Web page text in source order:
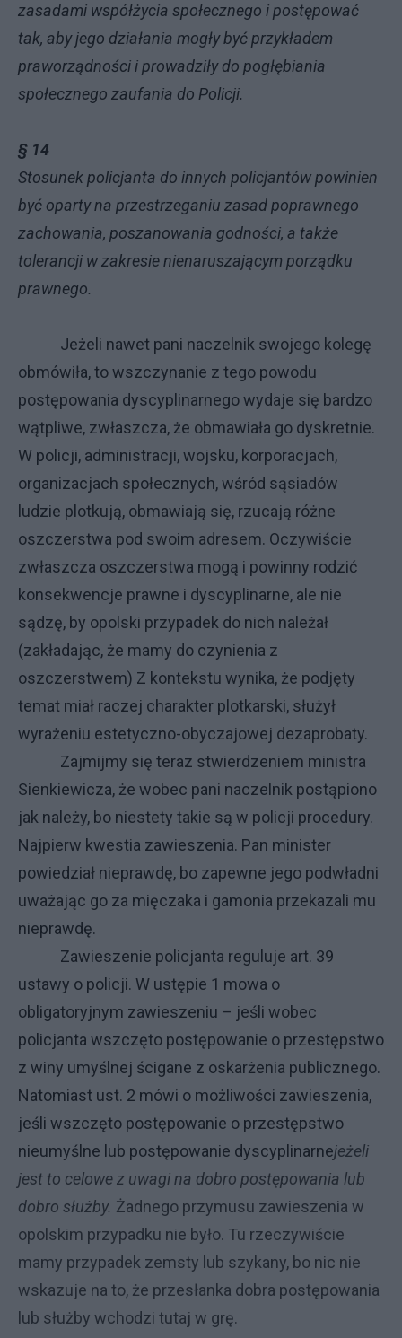
zasadami współżycia społecznego i postępować
tak, aby jego działania mogły być przykładem
praworządności i prowadziły do pogłębiania
społecznego zaufania do Policji.
§ 14
Stosunek policjanta do innych policjantów powinien
być oparty na przestrzeganiu zasad poprawnego
zachowania, poszanowania godności, a także
tolerancji w zakresie nienaruszającym porządku
prawnego.
Jeżeli nawet pani naczelnik swojego kolegę
obmówiła, to wszczynanie z tego powodu
postępowania dyscyplinarnego wydaje się bardzo
wątpliwe, zwłaszcza, że obmawiała go dyskretnie.
W policji, administracji, wojsku, korporacjach,
organizacjach społecznych, wśród sąsiadów
ludzie plotkują, obmawiają się, rzucają różne
oszczerstwa pod swoim adresem. Oczywiście
zwłaszcza oszczerstwa mogą i powinny rodzić
konsekwencje prawne i dyscyplinarne, ale nie
sądzę, by opolski przypadek do nich należał
(zakładając, że mamy do czynienia z
oszczerstwem) Z kontekstu wynika, że podjęty
temat miał raczej charakter plotkarski, służył
wyrażeniu estetyczno-obyczajowej dezaprobaty.
Zajmijmy się teraz stwierdzeniem ministra
Sienkiewicza, że wobec pani naczelnik postąpiono
jak należy, bo niestety takie są w policji procedury.
Najpierw kwestia zawieszenia. Pan minister
powiedział nieprawdę, bo zapewne jego podwładni
uważając go za mięczaka i gamonia przekazali mu
nieprawdę.
Zawieszenie policjanta reguluje art. 39
ustawy o policji. W ustępie 1 mowa o
obligatoryjnym zawieszeniu – jeśli wobec
policjanta wszczęto postępowanie o przestępstwo
z winy umyślnej ścigane z oskarżenia publicznego.
Natomiast ust. 2 mówi o możliwości zawieszenia,
jeśli wszczęto postępowanie o przestępstwo
nieumyślne lub postępowanie dyscyplinarnejeżeli
jest to celowe z uwagi na dobro postępowania lub
dobro służby. Żadnego przymusu zawieszenia w
opolskim przypadku nie było. Tu rzeczywiście
mamy przypadek zemsty lub szykany, bo nic nie
wskazuje na to, że przesłanka dobra postępowania
lub służby wchodzi tutaj w grę.